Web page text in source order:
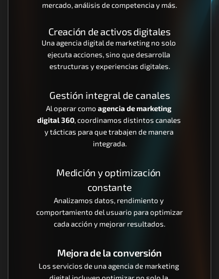
mercado, análisis de competencia y más.
Creación de activos digitales
Una agencia digital de marketing no solo
ejecuta acciones, sino que desarrolla
estructuras y experiencias digitales.
Gestión integral de canales
Al operar como agencia de marketing
digital 360, coordinamos distintos canales
y tácticas para que trabajen de manera
integrada.
Medición y optimización
constante
Analizamos datos, rendimiento y
comportamiento del usuario para optimizar
cada acción y mejorar resultados.
Mejora de la conversión
Los servicios de una agencia de marketing